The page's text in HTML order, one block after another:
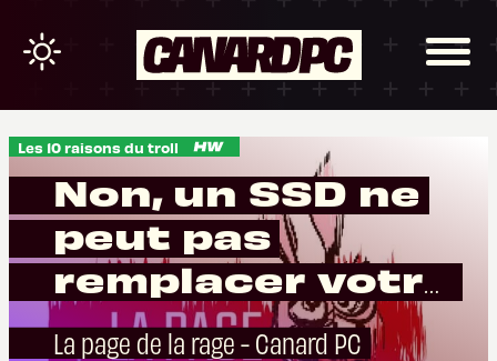
Les 10 raisons du troll
Non, un SSD ne
peut pas
remplacer votre
RAM
La page de la rage - Canard PC